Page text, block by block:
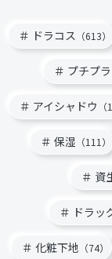
ドラコス （613）
プチプ
アイシャドウ
保湿 （111）
資
ドラッ
化粧下地 （74）